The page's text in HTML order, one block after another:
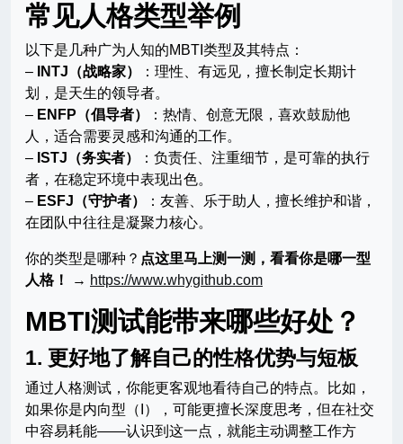
常见人格类型举例
以下是几种广为人知的MBTI类型及其特点：
–
INTJ（战略家）
：理性、有远见，擅长制定长期计
划，是天生的领导者。
– ENFP（倡导者）
：热情、创意无限，喜欢鼓励他
人，适合需要灵感和沟通的工作。
– ISTJ（务实者）
：负责任、注重细节，是可靠的执行
者，在稳定环境中表现出色。
– ESFJ（守护者）
：友善、乐于助人，擅长维护和谐，
在团队中往往是凝聚力核心。
你的类型是哪种？ 点这里马上测一测，看看你是哪一型
人格！
→ https://www.whygithub.com
MBTI测试能带来哪些好处？
1. 更好地了解自己的性格优势与短板
通过人格测试，你能更客观地看待自己的特点。比如，
如果你是内向型（I），可能更擅长深度思考，但在社交
中容易耗能——认识到这一点，就能主动调整工作方